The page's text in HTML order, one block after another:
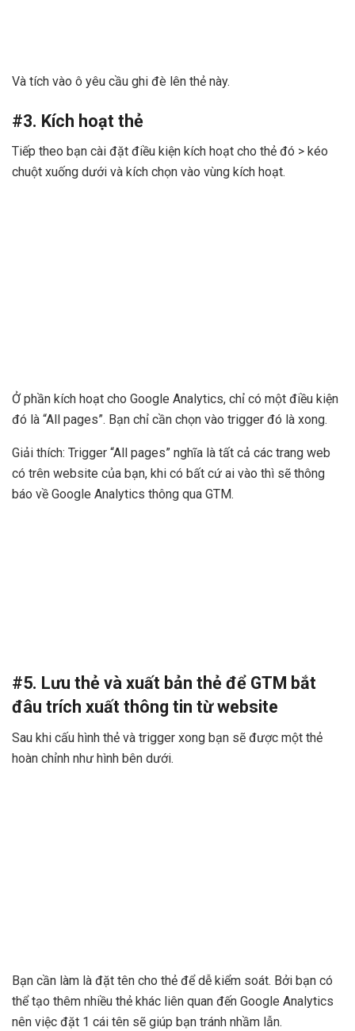
Và tích vào ô yêu cầu ghi đè lên thẻ này.
#3. Kích hoạt thẻ
Tiếp theo bạn cài đặt điều kiện kích hoạt cho thẻ đó > kéo
chuột xuống dưới và kích chọn vào vùng kích hoạt.
Ở phần kích hoạt cho Google Analytics, chỉ có một điều kiện
đó là “All pages”. Bạn chỉ cần chọn vào trigger đó là xong.
Giải thích: Trigger “All pages” nghĩa là tất cả các trang web
có trên website của bạn, khi có bất cứ ai vào thì sẽ thông
báo về Google Analytics thông qua GTM.
#5. Lưu thẻ và xuất bản thẻ để GTM bắt
đâu trích xuất thông tin từ website
Sau khi cấu hình thẻ và trigger xong bạn sẽ được một thẻ
hoàn chỉnh như hình bên dưới.
Bạn cần làm là đặt tên cho thẻ để dễ kiểm soát. Bởi bạn có
thể tạo thêm nhiều thẻ khác liên quan đến Google Analytics
nên việc đặt 1 cái tên sẽ giúp bạn tránh nhầm lẫn.